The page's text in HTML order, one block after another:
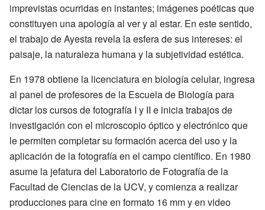
imprevistas ocurridas en instantes; imágenes poéticas que
constituyen una apología al ver y al estar. En este sentido,
el trabajo de Ayesta revela la esfera de sus intereses: el
paisaje, la naturaleza humana y la subjetividad estética.
En 1978 obtiene la licenciatura en biología celular, ingresa
al panel de profesores de la Escuela de Biología para
dictar los cursos de fotografía I y II e inicia trabajos de
investigación con el microscopio óptico y electrónico que
le permiten completar su formación acerca del uso y la
aplicación de la fotografía en el campo científico. En 1980
asume la jefatura del Laboratorio de Fotografía de la
Facultad de Ciencias de la UCV, y comienza a realizar
producciones para cine en formato 16 mm y en video